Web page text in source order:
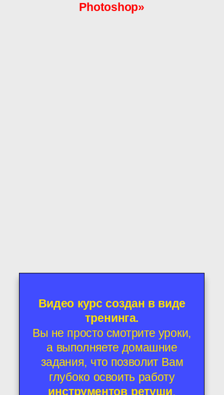
Photoshop»
Видео курс создан в виде
тренинга.
Вы не просто смотрите уроки,
а выполняете домашние
задания, что позволит Вам
глубоко освоить работу
инструментов ретуши.